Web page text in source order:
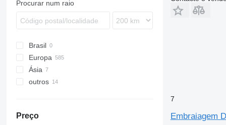
Unimog
TRM
FMX
N-series
Procurar num raio
Brasil
Europa
Bélgica
Ásia
Turquia
outros
Preço
7
Embraiagem